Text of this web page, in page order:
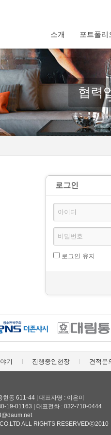
소개 포트폴리
협력
로그인
로그인 유지
기 진행중인현장 견적문
현동 611-44 | 대표자명 : 이은미
19-01163 | 대표전화 : 032-710-0444
CO.LTD ALL RIGHTS RESERVEDⓒ2010